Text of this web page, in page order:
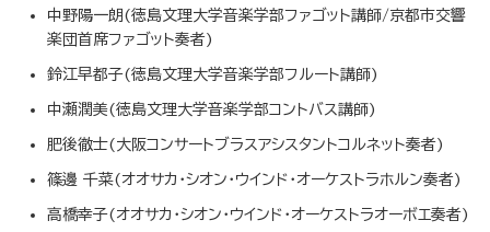
中野陽一朗(徳島文理大学音楽学部ファゴット講師/京都市交響
楽団首席ファゴット奏者)
鈴江早都子(徳島文理大学音楽学部フルート講師)
中瀬潤美(徳島文理大学音楽学部コントバス講師)
肥後徹士(大阪コンサートブラスアシスタントコルネット奏者)
篠邊 千菜(オオサカ・シオン・ウインド・オーケストラホルン奏者)
高橋幸子(オオサカ・シオン・ウインド・オーケストラオーボエ奏者)